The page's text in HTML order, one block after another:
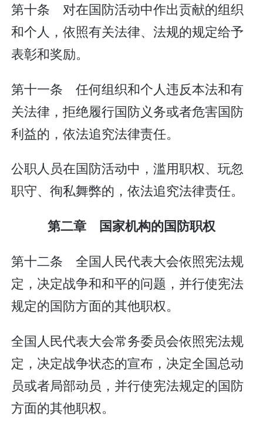
第十条 对在国防活动中作出贡献的组织
和个人，依照有关法律、法规的规定给予
表彰和奖励。
第十一条 任何组织和个人违反本法和有
关法律，拒绝履行国防义务或者危害国防
利益的，依法追究法律责任。
公职人员在国防活动中，滥用职权、玩忽
职守、徇私舞弊的，依法追究法律责任。
第二章 国家机构的国防职权
第十二条 全国人民代表大会依照宪法规
定，决定战争和和平的问题，并行使宪法
规定的国防方面的其他职权。
全国人民代表大会常务委员会依照宪法规
定，决定战争状态的宣布，决定全国总动
员或者局部动员，并行使宪法规定的国防
方面的其他职权。